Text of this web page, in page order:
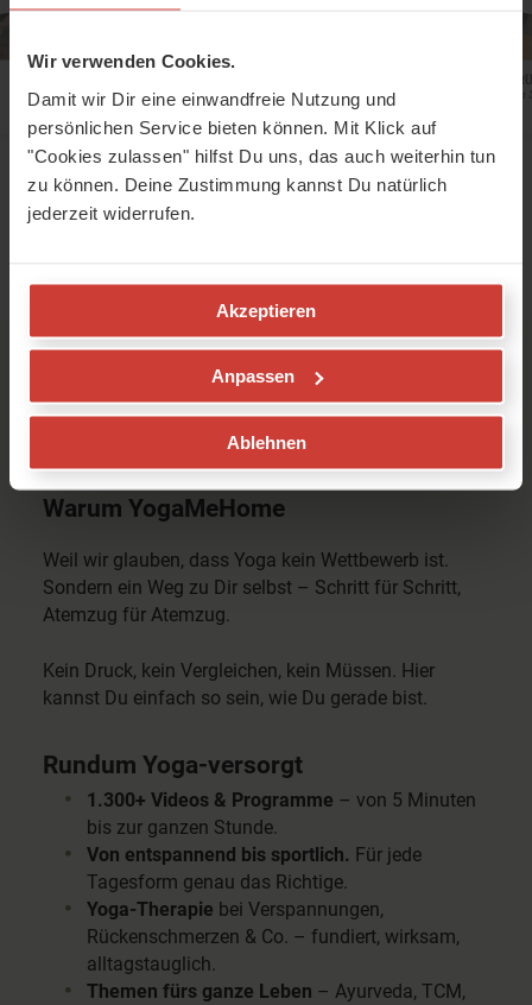
Wir verwenden Cookies.
Damit wir Dir eine einwandfreie Nutzung und
persönlichen Service bieten können. Mit Klick auf
"Cookies zulassen" hilfst Du uns, das auch weiterhin tun
zu können. Deine Zustimmung kannst Du natürlich
jederzeit widerrufen.
Akzeptieren
Anpassen
Ablehnen
Fit in 20 Minuten
Nancy Krüger
Warum YogaMeHome
Weil wir glauben, dass Yoga kein Wettbewerb ist.
Sondern ein Weg zu Dir selbst – Schritt für Schritt,
Atemzug für Atemzug.
Kein Druck, kein Vergleichen, kein Müssen. Hier
kannst Du einfach so sein, wie Du gerade bist.
Rundum Yoga-versorgt
1.300+ Videos & Programme – von 5 Minuten
bis zur ganzen Stunde.
Von entspannend bis sportlich. Für jede
Tagesform genau das Richtige.
Yoga-Therapie bei Verspannungen,
Rückenschmerzen & Co. – fundiert, wirksam,
alltagstauglich.
Themen fürs ganze Leben – Ayurveda, TCM,